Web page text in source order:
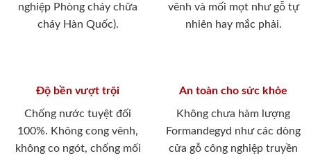
nghiệp Phòng cháy chữa
cháy Hàn Quốc).
vênh và mối mọt như gỗ tự
nhiên hay mắc phải.
Độ bền vượt trội
Chống nước tuyệt đối
100%. Không cong vênh,
không co ngót, chống mối
An toàn cho sức khỏe
Không chưa hàm lượng
Formandegyd như các dòng
cửa gỗ công nghiệp truyền